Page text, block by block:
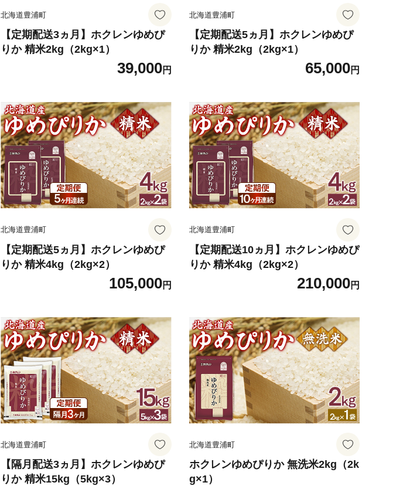
北海道豊浦町
【定期配送3ヵ月】ホクレンゆめぴ
りか 精米2kg（2kg×1）
39,000円
北海道豊浦町
【定期配送5ヵ月】ホクレンゆめぴ
りか 精米2kg（2kg×1）
65,000円
北海道豊浦町
【定期配送5ヵ月】ホクレンゆめぴ
りか 精米4kg（2kg×2）
105,000円
北海道豊浦町
【定期配送10ヵ月】ホクレンゆめぴ
りか 精米4kg（2kg×2）
210,000円
北海道豊浦町
【隔月配送3ヵ月】ホクレンゆめぴ
りか 精米15kg（5kg×3）
北海道豊浦町
ホクレンゆめぴりか 無洗米2kg（2k
g×1）